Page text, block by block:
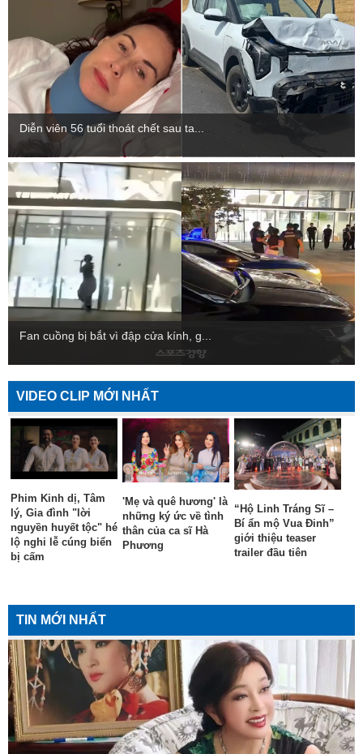
Diễn viên 56 tuổi thoát chết sau ta...
Fan cuồng bị bắt vì đập cửa kính, g...
VIDEO CLIP MỚI NHẤT
Phim Kinh dị, Tâm
lý, Gia đình "lời
nguyền huyết tộc" hé
lộ nghi lễ cúng biển
bị cấm
'Mẹ và quê hương' là
những ký ức về tình
thân của ca sĩ Hà
Phương
“Hộ Linh Tráng Sĩ –
Bí ẩn mộ Vua Đinh”
giới thiệu teaser
trailer đầu tiên
TIN MỚI NHẤT